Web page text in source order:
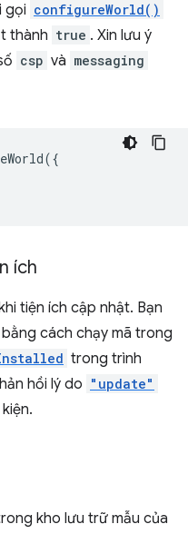
gọi configureWorld()
thành true . Xin lưu ý
csp và messaging
({
ích
tiện ích cập nhật. Bạn
cách chạy mã trong
trong trình
hồi lý do "update"
kho lưu trữ mẫu của